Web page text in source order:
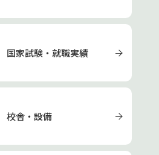
国家試験・就職実績
校舎・設備